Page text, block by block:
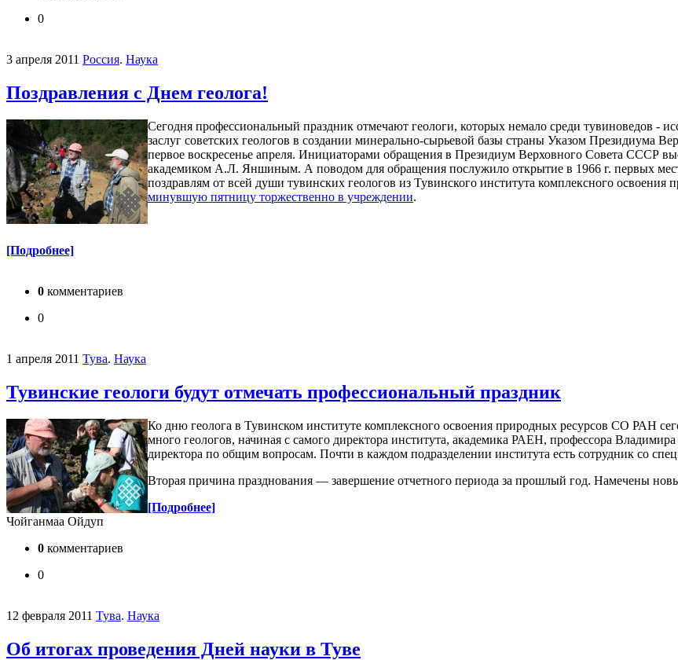
0
3 апреля 2011 Россия. Наука
Поздравления с Днем геолога!
Сегодня профессиональный праздник отмечают геологи, которых немало среди тувиноведов -
заслуг советских геологов в создании минерально-сырьевой базы страны Указом Президиума
первое воскресенье апреля. Инициаторами обращения в Президиум Верховного Совета СССР
академиком А.Л. Яншиным. А поводом для обращения послужило открытие в 1966 г. первых
поздравлям от всей души тувинских геологов из Тувинского института комплексного
минувшую пятницу торжественно в учреждении.
[Подробнее]
0 комментариев
0
1 апреля 2011 Тува. Наука
Тувинские геологи будут отмечать профессиональный праздник
Ко дню геолога в Тувинском институте комплексного освоения природных ресурсов СО РАН
много геологов, начиная с самого директора института, академика РАЕН, профессора Владимира
директора по общим вопросам. Почти в каждом подразделении института есть сотрудник со
Вторая причина празднования — завершение отчетного периода за прошлый год. Намечены
[Подробнее]
Чойганмаа Ойдуп
0 комментариев
0
12 февраля 2011 Тува. Наука
Об итогах проведения Дней науки в Туве